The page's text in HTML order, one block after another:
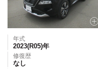
年式
2023(R05)年
修復歴
なし